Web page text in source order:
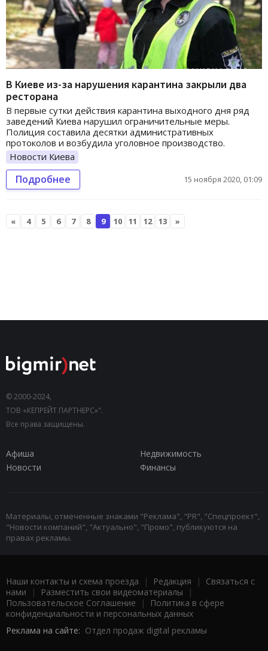
В Киеве из-за нарушения карантина закрыли два
ресторана
В первые сутки действия карантина выходного дня ряд
заведений Киева нарушил ограничительные меры.
Полиция составила десятки административных
протоколов и возбудила уголовное производство.
Новости Киева
Подробнее 15 ноября 2020, 01:09
« 4 5 6 7 8 9 10 11 12 13 »
© 2000-2024,
ТОВ «КЕПРЕЙТ ПАРТНЕРС»".
Все права защищены.
Афиша
Недвижимость
Новости
Финансы
Материалы, отмеченные знаками "Реклама", "PR", "Спецпроект",
"Новости компаний", "Актуально", "Промо", публикуются на
правах рекламы.
Наши контакты и схема проезда | Редакция | Связаться с
нами | Разместить свои видеоматериалы |
Пользовательское Соглашение |
Политика в сфере
конфиденциальности и персональных данных
Реклама на сайте: Отдел продаж digital рекламы